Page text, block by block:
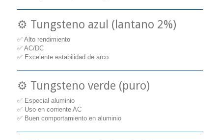
⚙️ Tungsteno azul (lantano 2%)
✅ Alto rendimiento
✅ AC/DC
✅ Excelente estabilidad de arco
⚙️ Tungsteno verde (puro)
✅ Especial aluminio
✅ Uso en corriente AC
✅ Buen comportamiento en aluminio